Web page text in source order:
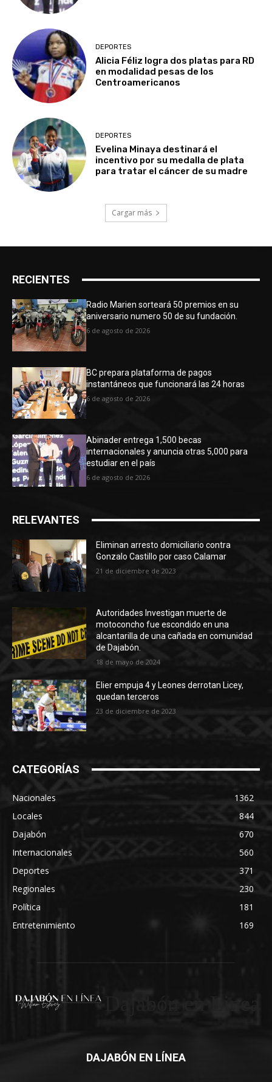
DEPORTES
Alicia Féliz logra dos platas para RD
en modalidad pesas de los
Centroamericanos
DEPORTES
Evelina Minaya destinará el
incentivo por su medalla de plata
para tratar el cáncer de su madre
Cargar más
RECIENTES
Radio Marien sorteará 50 premios en su
aniversario numero 50 de su fundación.
6 de agosto de 2026
BC prepara plataforma de pagos
instantáneos que funcionará las 24 horas
6 de agosto de 2026
Abinader entrega 1,500 becas
internacionales y anuncia otras 5,000 para
estudiar en el país
6 de agosto de 2026
RELEVANTES
Eliminan arresto domiciliario contra
Gonzalo Castillo por caso Calamar
21 de diciembre de 2023
Autoridades Investigan muerte de
motoconcho fue escondido en una
alcantarilla de una cañada en comunidad
de Dajabón.
18 de mayo de 2024
Elier empuja 4 y Leones derrotan Licey,
quedan terceros
23 de diciembre de 2023
CATEGORÍAS
Nacionales
1362
Locales
844
Dajabón
670
Internacionales
560
Deportes
371
Regionales
230
Política
181
Entretenimiento
169
DAJABÓN EN LÍNEA